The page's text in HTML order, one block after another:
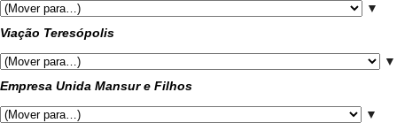
▼
Viação Teresópolis
▼
Empresa Unida Mansur e Filhos
▼